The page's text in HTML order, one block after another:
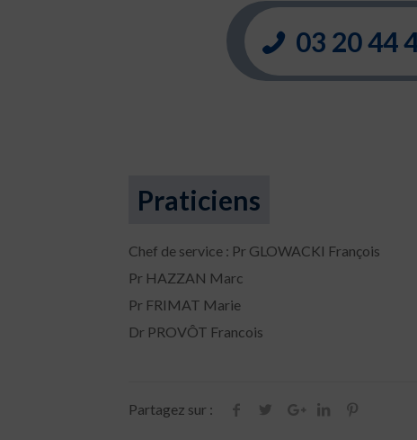
03 20 44
Praticiens
Chef de service : Pr GLOWACKI François
Pr HAZZAN Marc
Pr FRIMAT Marie
Dr PROVÔT Francois
Partagez sur :